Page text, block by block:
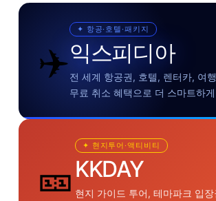
✈️
✦ 항공·호텔·패키지
익스피디아
전 세계 항공권, 호텔, 렌터카, 여
무료 취소 혜택으로 더 스마트하
🎫
✦ 현지투어·액티비티
KKDAY
현지 가이드 투어, 테마파크 입